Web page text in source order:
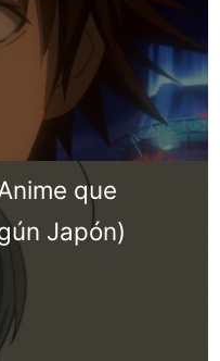
que
Japón)